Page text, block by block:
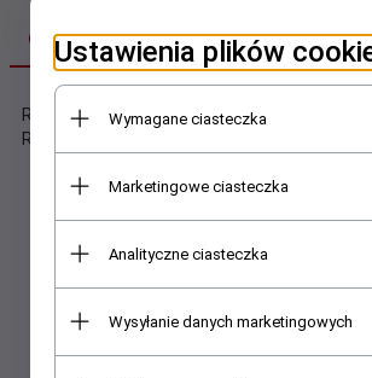
OPIS PRODUKTU
Rozmiar kubka: średnica 8 cm, wys. 9,5 cm,
Rozmiar opakowania 15,5x19,5x8,5cm
Polecamy
Ustawienia plików
Wymagane ciasteczka
Marketingowe ciasteczka
Analityczne ciasteczka
Wysyłanie danych marketingowych